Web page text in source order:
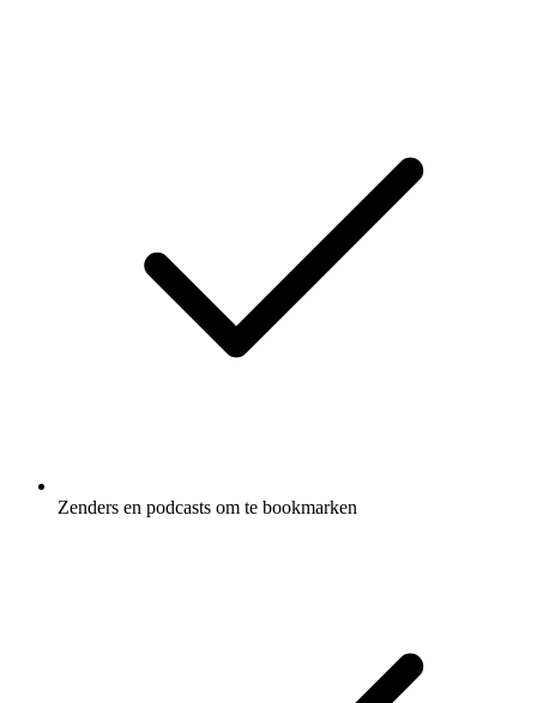
Zenders en podcasts om te bookmarken